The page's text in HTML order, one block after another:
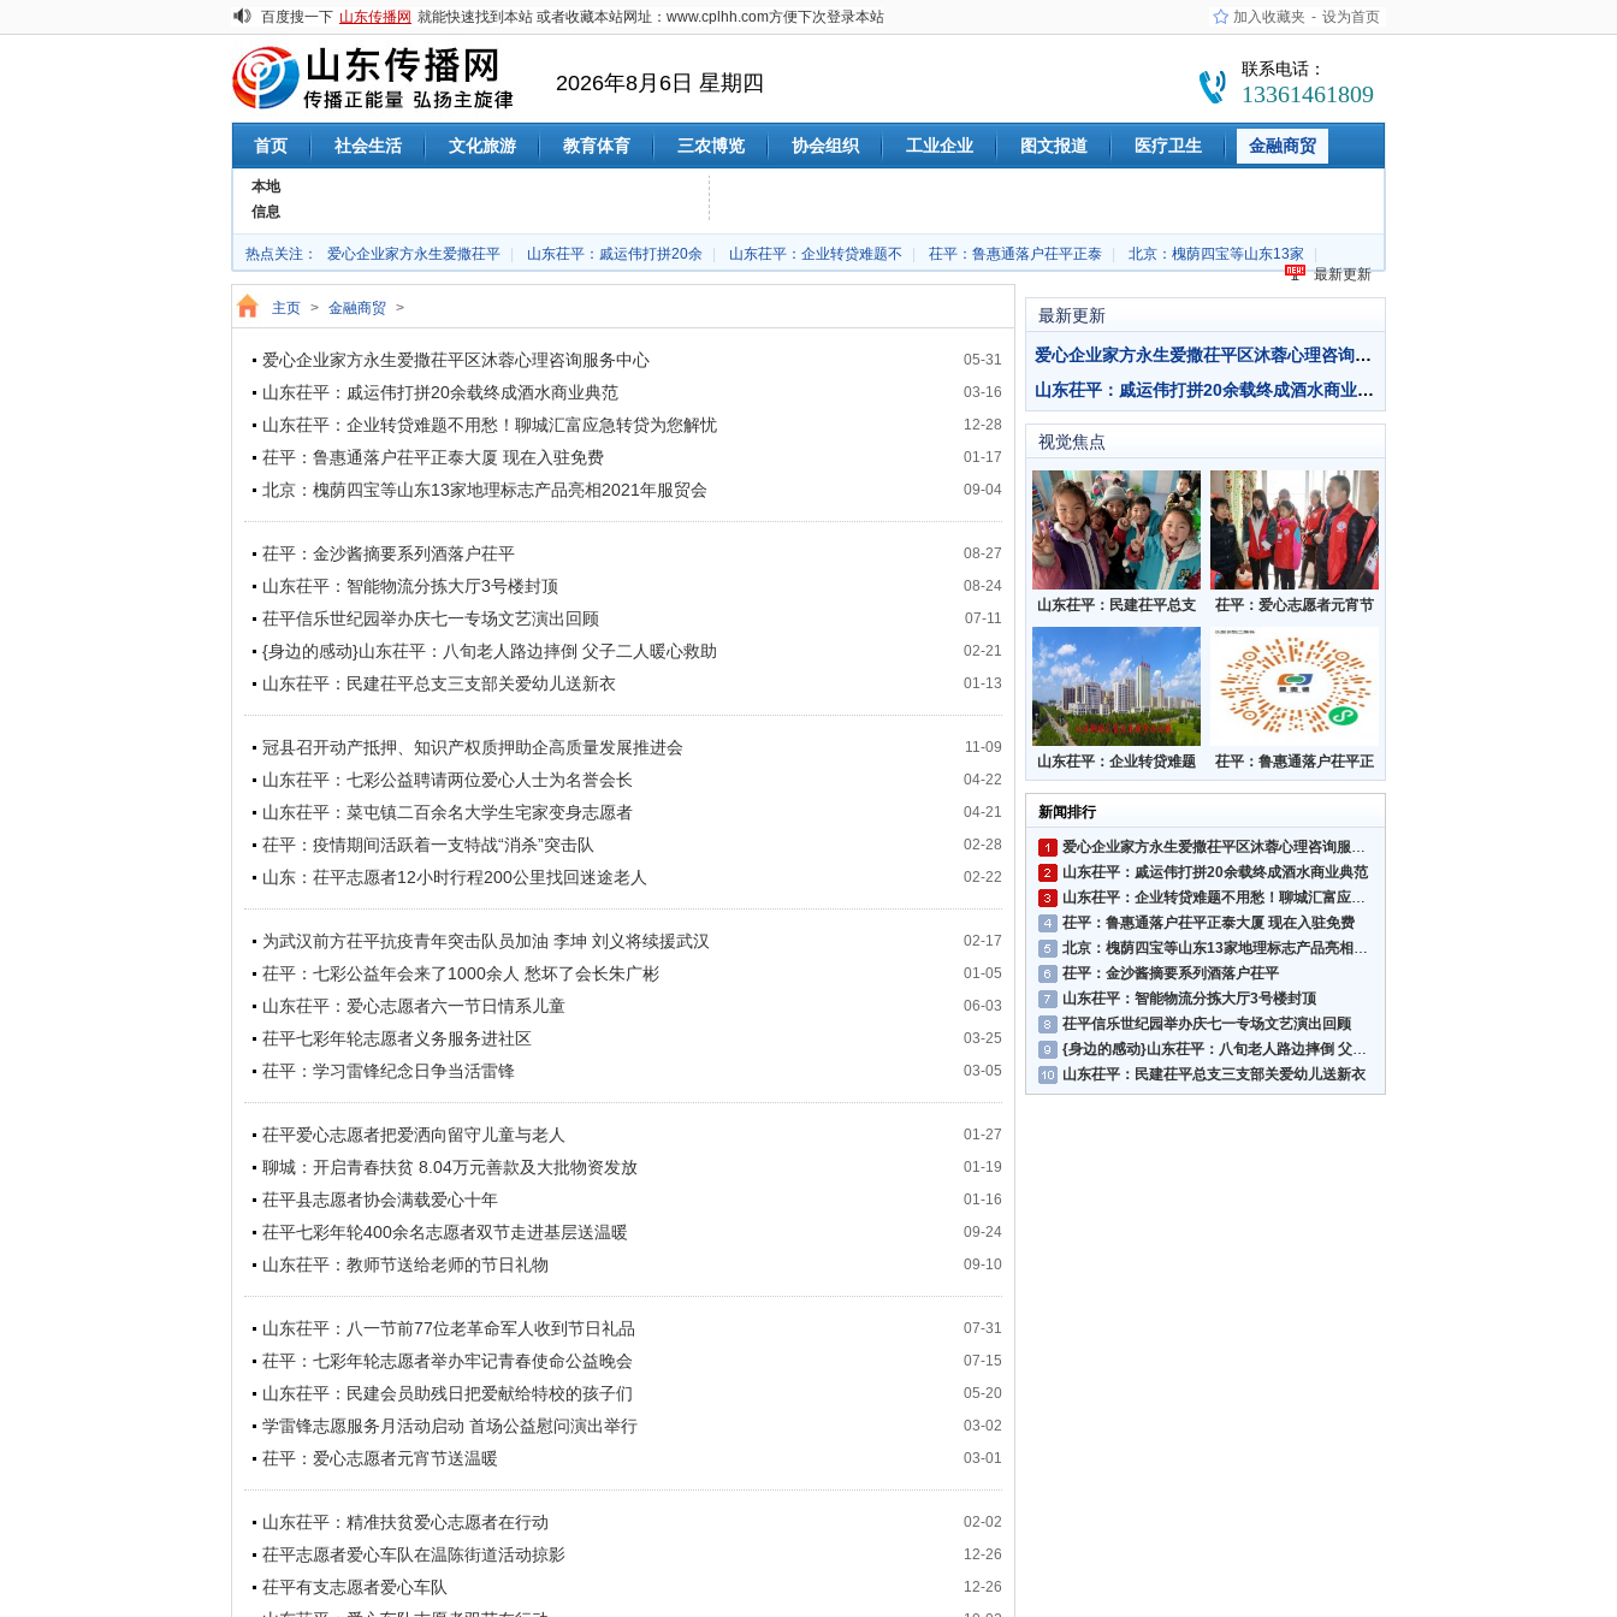
百度搜一下 山东传播网 就能快速找到本站 或者收藏本站网址：www.cplhh.com方便下次登录本站 加入收藏夹 - 设为首页
2026年8月6日 星期四
联系电话：
13361461809
首页 社会生活 文化旅游 教育体育 三农博览 协会组织 工业企业 图文报道 医疗卫生 金融商贸
公益慈善
本地
信息
热点关注： 爱心企业家方永生爱撒茌平 山东茌平：戚运伟打拼20余 山东茌平：企业转贷难题不 茌平：鲁惠通落户茌平正泰 北京：槐荫四宝等山东13家
最新更新
主页 > 金融商贸 >
05-31
爱心企业家方永生爱撒茌平区沐蓉心理咨询服务中心
03-16
山东茌平：戚运伟打拼20余载终成酒水商业典范
12-28
山东茌平：企业转贷难题不用愁！聊城汇富应急转贷为您解忧
01-17
茌平：鲁惠通落户茌平正泰大厦 现在入驻免费
09-04
北京：槐荫四宝等山东13家地理标志产品亮相2021年服贸会
08-27
茌平：金沙酱摘要系列酒落户茌平
08-24
山东茌平：智能物流分拣大厅3号楼封顶
07-11
茌平信乐世纪园举办庆七一专场文艺演出回顾
02-21
{身边的感动}山东茌平：八旬老人路边摔倒 父子二人暖心救助
01-13
山东茌平：民建茌平总支三支部关爱幼儿送新衣
11-09
冠县召开动产抵押、知识产权质押助企高质量发展推进会
04-22
山东茌平：七彩公益聘请两位爱心人士为名誉会长
04-21
山东茌平：菜屯镇二百余名大学生宅家变身志愿者
02-28
茌平：疫情期间活跃着一支特战“消杀”突击队
02-22
山东：茌平志愿者12小时行程200公里找回迷途老人
02-17
为武汉前方茌平抗疫青年突击队员加油 李坤 刘义将续援武汉
01-05
茌平：七彩公益年会来了1000余人 愁坏了会长朱广彬
06-03
山东茌平：爱心志愿者六一节日情系儿童
03-25
茌平七彩年轮志愿者义务服务进社区
03-05
茌平：学习雷锋纪念日争当活雷锋
01-27
茌平爱心志愿者把爱洒向留守儿童与老人
01-19
聊城：开启青春扶贫 8.04万元善款及大批物资发放
01-16
茌平县志愿者协会满载爱心十年
09-24
茌平七彩年轮400余名志愿者双节走进基层送温暖
09-10
山东茌平：教师节送给老师的节日礼物
07-31
山东茌平：八一节前77位老革命军人收到节日礼品
07-15
茌平：七彩年轮志愿者举办牢记青春使命公益晚会
05-20
山东茌平：民建会员助残日把爱献给特校的孩子们
03-02
学雷锋志愿服务月活动启动 首场公益慰问演出举行
03-01
茌平：爱心志愿者元宵节送温暖
02-02
山东茌平：精准扶贫爱心志愿者在行动
12-26
茌平志愿者爱心车队在温陈街道活动掠影
12-26
茌平有支志愿者爱心车队
最新更新
爱心企业家方永生爱撒茌平区沐蓉心理咨询服务中心
山东茌平：戚运伟打拼20余载终成酒水商业典范
视觉焦点
山东茌平：民建茌平总支
三支部关爱幼儿送新衣
茌平：爱心志愿者元宵节
山东茌平：企业转贷难题
不用愁！聊城汇富应急转
茌平：鲁惠通落户茌平正
泰大厦 现在入驻免费
新闻排行
爱心企业家方永生爱撒茌平区沐蓉心理咨询服务中心
山东茌平：戚运伟打拼20余载终成酒水商业典范
山东茌平：企业转贷难题不用愁！聊城汇富应急转贷为
茌平：鲁惠通落户茌平正泰大厦 现在入驻免费
北京：槐荫四宝等山东13家地理标志产品亮相2021年服
茌平：金沙酱摘要系列酒落户茌平
山东茌平：智能物流分拣大厅3号楼封顶
茌平信乐世纪园举办庆七一专场文艺演出回顾
{身边的感动}山东茌平：八旬老人路边摔倒 父子二人
山东茌平：民建茌平总支三支部关爱幼儿送新衣